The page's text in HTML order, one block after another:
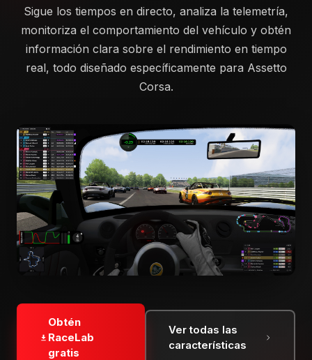
Sigue los tiempos en directo, analiza la telemetría,
monitoriza el comportamiento del vehículo y obtén
información clara sobre el rendimiento en tiempo
real, todo diseñado específicamente para Assetto
Corsa.
Obtén
RaceLab
gratis
Ver todas las
características